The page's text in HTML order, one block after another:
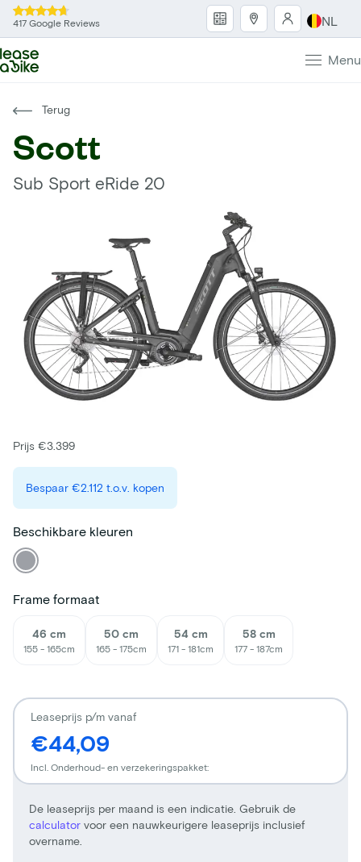
417 Google Reviews NL
Menu
Terug
Scott
Sub Sport eRide 20
Prijs €3.399
Bespaar €2.112 t.o.v. kopen
Beschikbare kleuren
Frame formaat
46 cm
155 - 165cm
50 cm
165 - 175cm
54 cm
171 - 181cm
58 cm
177 - 187cm
De leaseprijs per maand is een indicatie. Gebruik de
calculator voor een nauwkeurigere leaseprijs inclusief
overname.
Leaseprijs p/m vanaf
€44,09
Incl. Onderhoud- en verzekeringspakket: